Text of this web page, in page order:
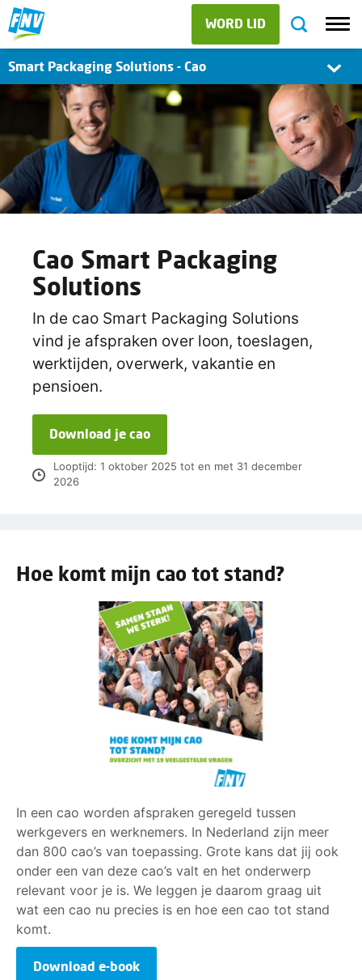
WORD LID
Smart Packaging Solutions - Cao
Cao Smart Packaging
Solutions
In de cao Smart Packaging Solutions
vind je afspraken over loon, toeslagen,
werktijden, overwerk, vakantie en
pensioen.
Download je cao
Looptijd: 1 oktober 2025 tot en met 31 december
2026
Hoe komt mijn cao tot stand?
In een cao worden afspraken geregeld tussen
werkgevers en werknemers. In Nederland zijn meer
dan 800 cao’s van toepassing. Grote kans dat jij ook
onder een van deze cao’s valt en het onderwerp
relevant voor je is. We leggen je daarom graag uit
wat een cao nu precies is en hoe een cao tot stand
komt.
Download e-book